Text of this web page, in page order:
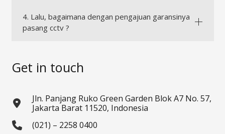
4. Lalu, bagaimana dengan pengajuan garansinya
pasang cctv ?
Get in touch
Jln. Panjang Ruko Green Garden Blok A7 No. 57,
Jakarta Barat 11520, Indonesia
(021) – 2258 0400